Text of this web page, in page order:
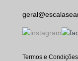
Termos e Condições